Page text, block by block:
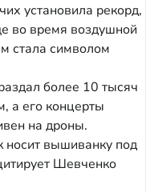
установила рекорд,
во время воздушной
стала символом
более 10 тысяч
а его концерты
на дроны.
носит вышиванку под
Шевченко